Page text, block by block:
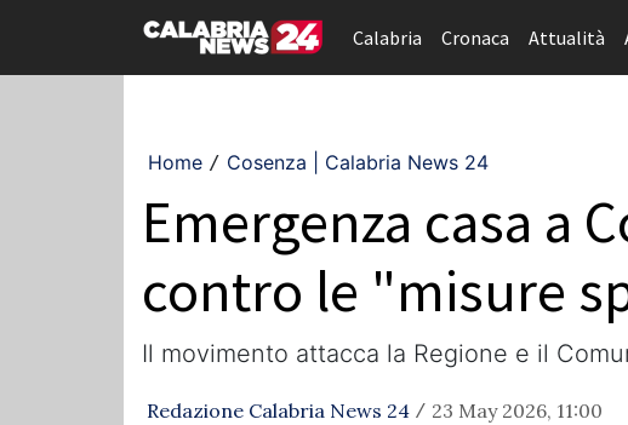
Calabria Cronaca Attualità
Home / Cosenza | Calabria News 24
Emergenza casa a
contro le "misure
​Il movimento attacca la Regione e il
Redazione Calabria News 24 / 23 May 2026, 11:00